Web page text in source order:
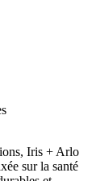
Iris + Arlo
sur la santé